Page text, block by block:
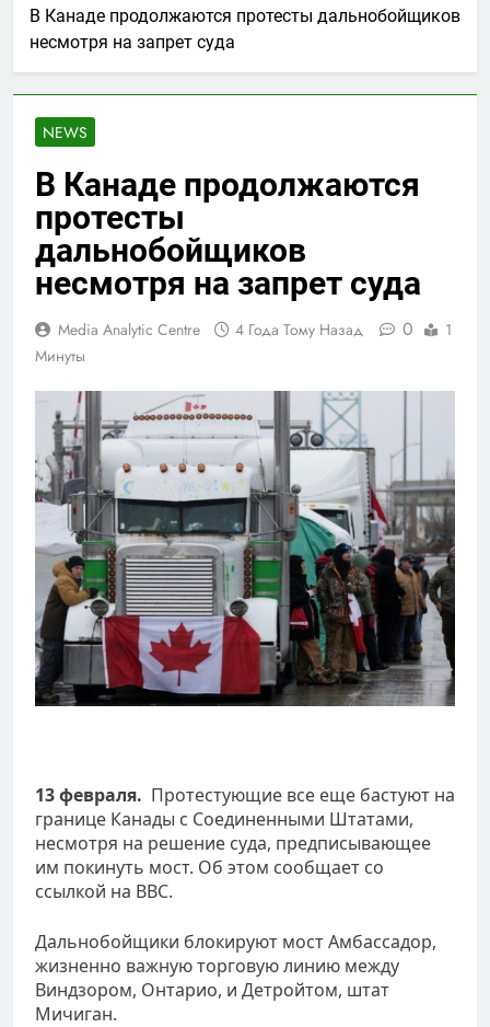
В Канаде продолжаются протесты дальнобойщиков
несмотря на запрет суда
NEWS
В Канаде продолжаются
протесты
дальнобойщиков
несмотря на запрет суда
Media Analytic Centre 4 Года Тому Назад 0
1
Минуты
13 февраля. Протестующие все еще бастуют на
границе Канады с Соединенными Штатами,
несмотря на решение суда, предписывающее
им покинуть мост. Об этом сообщает со
ссылкой на ВВС.
Дальнобойщики блокируют мост Амбассадор,
жизненно важную торговую линию между
Виндзором, Онтарио, и Детройтом, штат
Мичиган.